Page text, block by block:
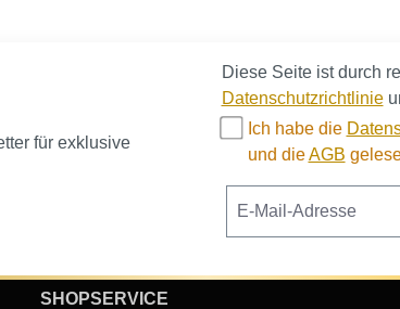
für exklusive
Diese Seite ist durch
Datenschutzrichtlinie
Ich habe die
und dieAGB
SHOPSERVICE